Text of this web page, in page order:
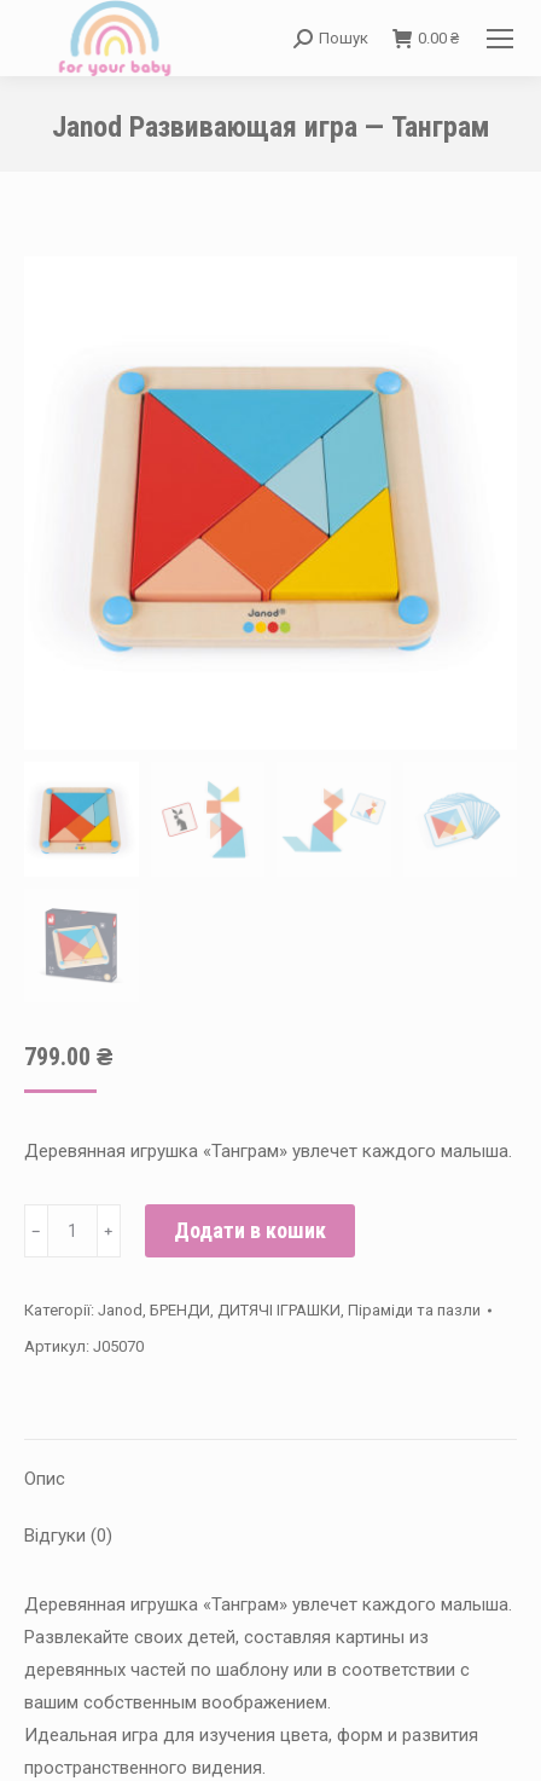
Search:
Пошук 0.00 ₴
Janod Развивающая игра — Танграм
799.00 ₴
Деревянная игрушка «Танграм» увлечет каждого малыша.
Janod
-
Танграм
﹣ ﹢ Додати в кошик
Категорії: Janod, БРЕНДИ, ДИТЯЧІ ІГРАШКИ, Піраміди та пазли
Артикул: J05070
Опис
Відгуки (0)
Деревянная игрушка «Танграм» увлечет каждого малыша.
Развлекайте своих детей, составляя картины из
деревянных частей по шаблону или в соответствии с
вашим собственным воображением.
Идеальная игра для изучения цвета, форм и развития
пространственного видения.